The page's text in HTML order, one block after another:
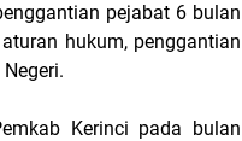
pejabat 6 bulan
hukum, penggantian
Kerinci pada bulan